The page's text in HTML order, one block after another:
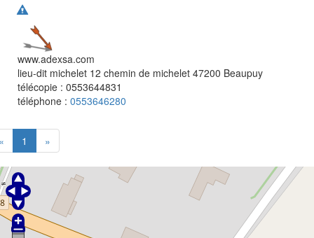
www.adexsa.com
lieu-dit michelet 12 chemin de michelet 47200 Beaupuy
télécopie : 0553644831
téléphone : 0553646280
1 »